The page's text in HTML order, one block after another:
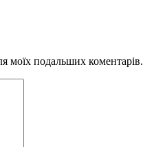
моїх подальших коментарів.